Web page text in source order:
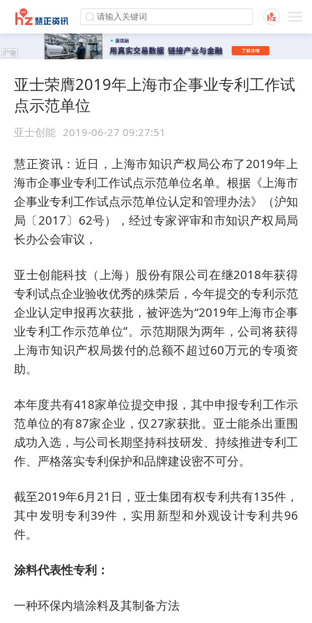
亚士荣膺2019年上海市企事业专利工作试
点示范单位
亚士创能 2019-06-27 09:27:51
慧正资讯：近日，上海市知识产权局公布了2019年上
海市企事业专利工作试点示范单位名单。根据《上海市
企事业专利工作试点示范单位认定和管理办法》（沪知
局〔2017〕62号），经过专家评审和市知识产权局局
长办公会审议，
亚士创能科技（上海）股份有限公司在继2018年获得
专利试点企业验收优秀的殊荣后，今年提交的专利示范
企业认定申报再次获批，被评选为“2019年上海市企事
业专利工作示范单位”。示范期限为两年，公司将获得
上海市知识产权局拨付的总额不超过60万元的专项资
助。
本年度共有418家单位提交申报，其中申报专利工作示
范单位的有87家企业，仅27家获批。亚士能杀出重围
成功入选，与公司长期坚持科技研发、持续推进专利工
作、严格落实专利保护和品牌建设密不可分。
截至2019年6月21日，亚士集团有权专利共有135件，
其中发明专利39件，实用新型和外观设计专利共96
件。
涂料代表性专利：
一种环保内墙涂料及其制备方法